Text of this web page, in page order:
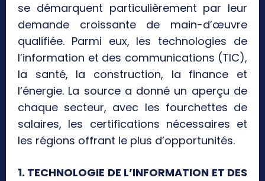
se démarquent particulièrement par leur
demande croissante de main-d’œuvre
qualifiée. Parmi eux, les technologies de
l’information et des communications (TIC),
la santé, la construction, la finance et
l’énergie. La source a donné un aperçu de
chaque secteur, avec les fourchettes de
salaires, les certifications nécessaires et
les régions offrant le plus d’opportunités.
1. TECHNOLOGIE DE L’INFORMATION ET DES